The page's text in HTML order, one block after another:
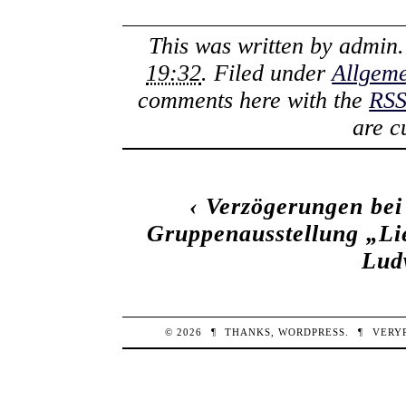
This was written byadmin
19:32. Filed under
comments here with the
are
‹ Verzögerungen
Gruppenausstellung
© 2026 ¶ THANKS,WORDPRESS ¶